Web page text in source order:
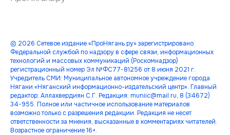
© 2026 Сетевое издание «ПроНягань.ру» зарегистрировано
Федеральной службой по надзору в сфере связи, информационных
технологий и массовых коммуникаций (Роскомнадзор)
регистрационный номер Эл №ФС77-81256 от 8 июня 2021 г.
Учредитель СМИ: Муниципальное автономное учреждение города
Нягани «Няганский информационно-издательский центр». Главный
редактор: Аллахвердиян С.Г. Редакция: muniic@mail.ru, 8 (34672)
34-955. Полное или частичное использование материалов
возможно только с разрешения редакции. Редакция не несет
ответственности за мнения, высказанные в комментариях читателей.
Возрастное ограничение 16+.